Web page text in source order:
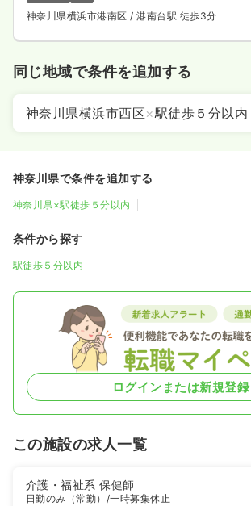
神奈川県横浜市港南区/ 港南台駅 徒歩3分
同じ地域で条件を追加する
神奈川県横浜市西区×駅徒歩５分以内
神奈川県で条件を追加する
神奈川県×駅徒歩５分以内
条件から探す
駅徒歩５分以内
ログインまたは新規登録
この施設の求人一覧
介護・福祉系保健師
日勤のみ（常勤） /一時募集休止